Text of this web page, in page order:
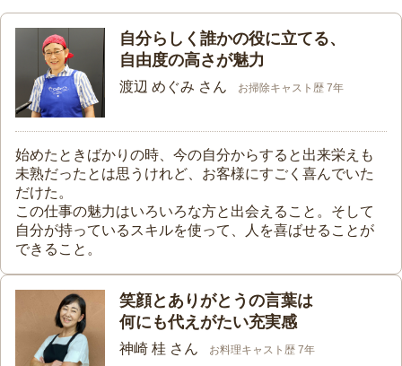
自分らしく誰かの役に立てる、
自由度の高さが魅力
渡辺 めぐみ さん お掃除キャスト歴 7年
始めたときばかりの時、今の自分からすると出来栄えも
未熟だったとは思うけれど、お客様にすごく喜んでいた
だけた。
この仕事の魅力はいろいろな方と出会えること。そして
自分が持っているスキルを使って、人を喜ばせることが
できること。
笑顔とありがとうの言葉は
何にも代えがたい充実感
神崎 桂 さん お料理キャスト歴 7年